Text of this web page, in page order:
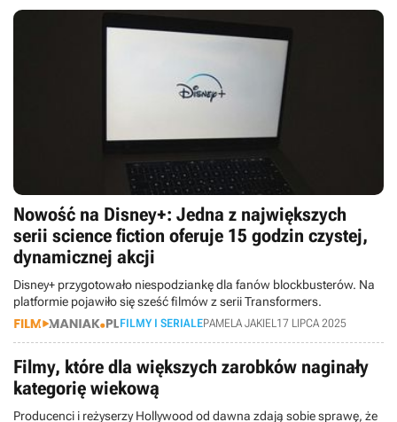
Nowość na Disney+: Jedna z największych
serii science fiction oferuje 15 godzin czystej,
dynamicznej akcji
Disney+ przygotowało niespodziankę dla fanów blockbusterów. Na
platformie pojawiło się sześć filmów z serii Transformers.
FILMY I SERIALEPAMELA JAKIEL17 LIPCA 2025
Filmy, które dla większych zarobków naginały
kategorię wiekową
Producenci i reżyserzy Hollywood od dawna zdają sobie sprawę, że